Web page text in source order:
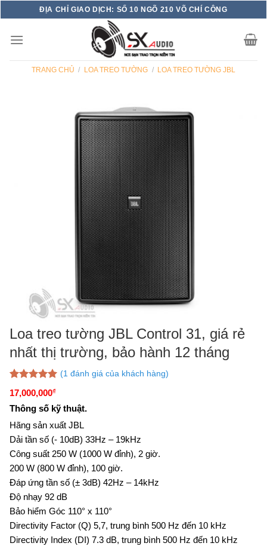
to
content
ĐỊA CHỈ GIAO DỊCH: SỐ 10 NGÕ 210 VÕ CHÍ CÔNG
TRANG CHỦ / LOA TREO TƯỜNG / LOA TREO TƯỜNG JBL
Loa treo tường JBL Control 31, giá rẻ
nhất thị trường, bảo hành 12 tháng
5.00trên 5
dựa trên
1
đánh giá
(1 đánh giá của khách hàng)
17,000,000₫
Thông số kỹ thuật.
Hãng sản xuất JBL
Dải tần số (- 10dB) 33Hz – 19kHz
Công suất 250 W (1000 W đỉnh), 2 giờ.
200 W (800 W đỉnh), 100 giờ.
Đáp ứng tần số (± 3dB) 42Hz – 14kHz
Độ nhạy 92 dB
Bảo hiểm Góc 110° x 110°
Directivity Factor (Q) 5,7, trung bình 500 Hz đến 10 kHz
Directivity Index (DI) 7.3 dB, trung bình 500 Hz đến 10 kHz